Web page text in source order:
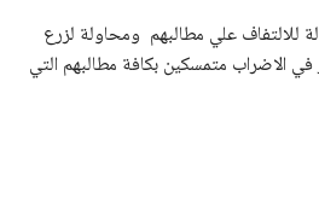
للالتفاف علي مطالبهم ومحاولة لزرع
في الاضراب متمسكين بكافة مطالبهم التي